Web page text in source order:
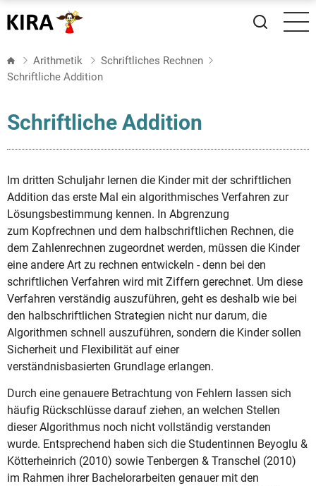
zum
Arithmetik
Schriftliches Rechnen
Schriftliche Addition
Schriftliche Addition
Im dritten Schuljahr lernen die Kinder mit der schriftlichen
Addition das erste Mal ein algorithmisches Verfahren zur
Lösungsbestimmung kennen. In Abgrenzung
zum Kopfrechnen und dem halbschriftlichen Rechnen, die
dem Zahlenrechnen zugeordnet werden, müssen die Kinder
eine andere Art zu rechnen entwickeln - denn bei den
schriftlichen Verfahren wird mit Ziffern gerechnet. Um diese
Verfahren verständig auszuführen, geht es deshalb wie bei
den halbschriftlichen Strategien nicht nur darum, die
Algorithmen schnell auszuführen, sondern die Kinder sollen
Sicherheit und Flexibilität auf einer
verständnisbasierten Grundlage erlangen.
Durch eine genauere Betrachtung von Fehlern lassen sich
häufig Rückschlüsse darauf ziehen, an welchen Stellen
dieser Algorithmus noch nicht vollständig verstanden
wurde. Entsprechend haben sich die Studentinnen Beyoglu &
Kötterheinrich (2010) sowie Tenbergen & Transchel (2010)
im Rahmen ihrer Bachelorarbeiten genauer mit den